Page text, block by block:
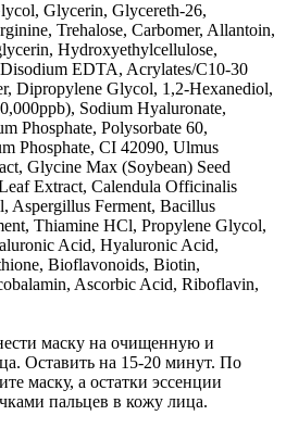
Glycerin, Glycereth-26,
Trehalose, Carbomer, Allantoin,
Hydroxyethylcellulose,
EDTA, Acrylates/C10-30
Dipropylene Glycol, 1,2-Hexanediol,
Sodium Hyaluronate,
Phosphate, Polysorbate 60,
Phosphate, CI 42090, Ulmus
Glycine Max (Soybean) Seed
Extract, Calendula Officinalis
Aspergillus Ferment, Bacillus
Thiamine HCl, Propylene Glycol,
Acid, Hyaluronic Acid,
Bioflavonoids, Biotin,
Ascorbic Acid, Riboflavin,
маску на очищенную и
Оставить на 15-20 минут. По
маску, а остатки эссенции
пальцев в кожу лица.